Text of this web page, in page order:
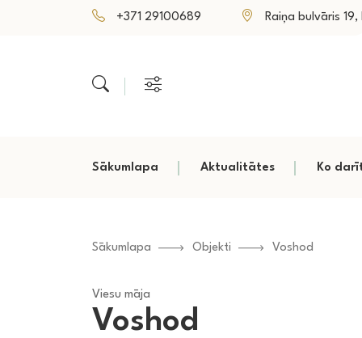
+371 29100689 Raiņa bulvāris 19,
Sākumlapa Aktualitātes Ko
Sākumlapa Objekti Voshod
Viesu māja
Voshod